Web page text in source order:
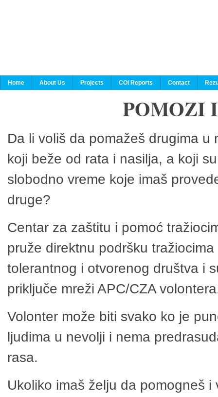
Home About Us Projects COI Reports Contact
POMOZI
Da li voliš da pomažeš drugima
koji beže od rata i nasilja, a koji
slobodno vreme koje imaš
druge?
Centar za zaštitu i pomoć
pruže direktnu podršku
tolerantnog i otvorenog društva i
priključe mreži APC/CZA
Volonter može biti svako ko je
ljudima u nevolji i nema
rasa.
Ukoliko imaš želju da pomogneš